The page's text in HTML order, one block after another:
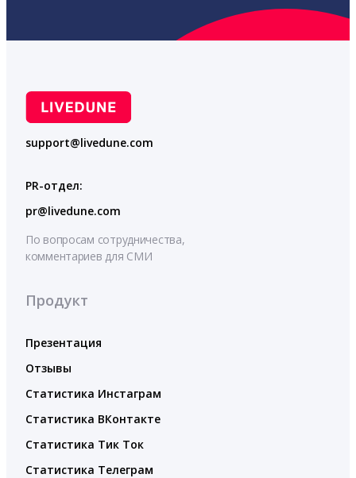
support@livedune.com
PR-отдел:
pr@livedune.com
По вопросам сотрудничества,
комментариев для СМИ
Продукт
Презентация
Отзывы
Статистика Инстаграм
Статистика ВКонтакте
Статистика Тик Ток
Статистика Телеграм